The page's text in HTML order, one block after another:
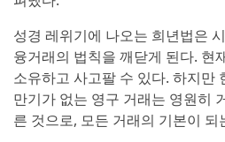
성경 레위기에 나오는 희년법은
융거래의 법칙을 깨닫게 된다. 현
소유하고 사고팔 수 있다. 하지만
만기가 없는 영구 거래는 영원히
른 것으로, 모든 거래의 기본이 되